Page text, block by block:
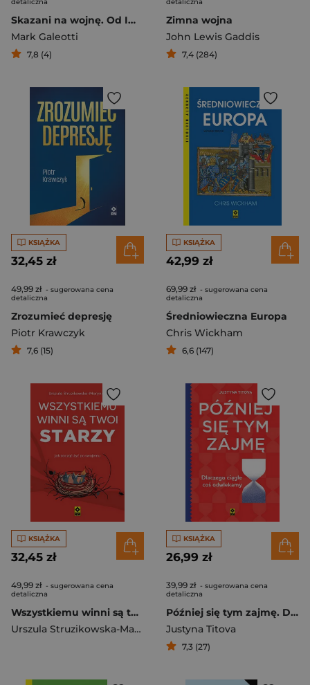
Skazani na wojnę. Od Iwana Groźnego do Putina
Mark Galeotti
7,8 (4)
Zimna wojna
John Lewis Gaddis
7,4 (284)
KSIĄŻKA
32,45 zł
49,99 zł - sugerowana cena
detaliczna
Zrozumieć depresję
Piotr Krawczyk
7,6 (15)
KSIĄŻKA
42,99 zł
69,99 zł - sugerowana cena
detaliczna
Średniowieczna Europa
Chris Wickham
6,6 (147)
KSIĄŻKA
32,45 zł
49,99 zł - sugerowana cena
detaliczna
Wszystkiemu winni są twoi starzy
Urszula Struzikowska-Marynicz
KSIĄŻKA
26,99 zł
39,99 zł - sugerowana cena
detaliczna
Później się tym zajmę. Dlaczego ciągle coś odwlekamy
Justyna Titova
7,3 (27)